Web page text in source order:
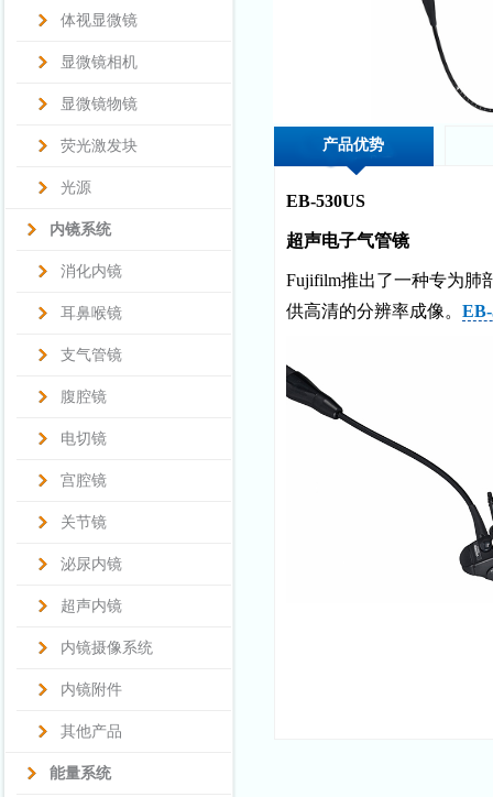
体视显微镜
显微镜相机
显微镜物镜
荧光激发块
光源
内镜系统
消化内镜
耳鼻喉镜
支气管镜
腹腔镜
电切镜
宫腔镜
关节镜
泌尿内镜
超声内镜
内镜摄像系统
内镜附件
其他产品
能量系统
产品优势
EB-530US
超声电子气管镜
Fujifilm推出了一种专为肺
供高清的分辨率成像。